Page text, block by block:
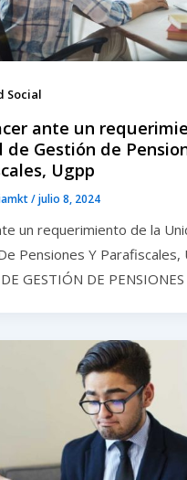
Social
ante un
de Gestión de
Ugpp
/julio 8, 2024
un requerimiento de la
Pensiones Y Parafiscales,
GESTIÓN DE PENSIONES